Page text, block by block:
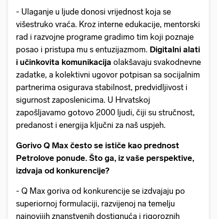
- Ulaganje u ljude donosi vrijednost koja se
višestruko vraća. Kroz interne edukacije, mentorski
rad i razvojne programe gradimo tim koji poznaje
posao i pristupa mu s entuzijazmom. Digitalni alati
i učinkovita komunikacija olakšavaju svakodnevne
zadatke, a kolektivni ugovor potpisan sa socijalnim
partnerima osigurava stabilnost, predvidljivost i
sigurnost zaposlenicima. U Hrvatskoj
zapošljavamo gotovo 2000 ljudi, čiji su stručnost,
predanost i energija ključni za naš uspjeh.
Gorivo Q Max često se ističe kao prednost
Petrolove ponude. Što ga, iz vaše perspektive,
izdvaja od konkurencije?
- Q Max goriva od konkurencije se izdvajaju po
superiornoj formulaciji, razvijenoj na temelju
najnovijih znanstvenih dostignuća i rigoroznih